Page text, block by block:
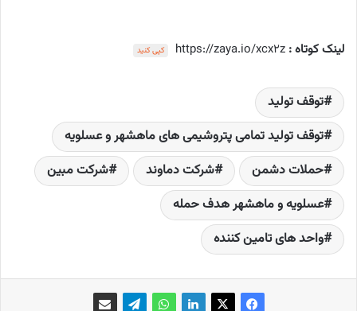
لینک کوتاه : https://zaya.io/xcx2z کپی کنید
توقف تولید
توقف تولید تمامی پتروشیمی های ماهشهر و عسلویه
حملات دشمن
شرکت دماوند
شرکت مبین
عسلویه و ماهشهر هدف حمله
واحد های تامین کننده